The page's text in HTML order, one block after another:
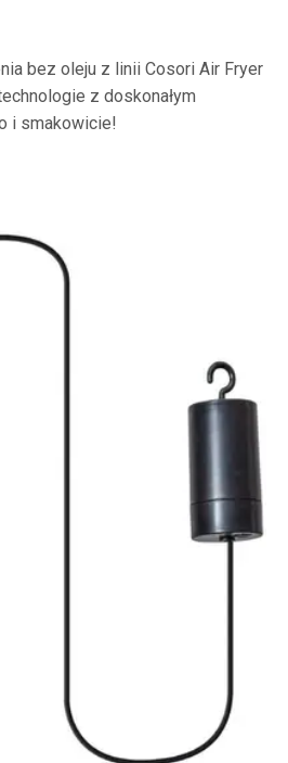
bez oleju z linii Cosori Air Fryer
z doskonałym
i smakowicie!